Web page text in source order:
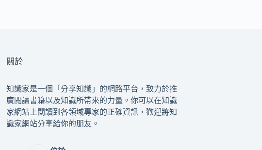
關於
知識家是一個「分享知識」的網路平台，致力於推
廣閱讀書籍以及知識所帶來的力量。你可以在知識
家網站上閱讀到各領域專家的正確資訊，歡迎將知
識家網站分享給你的朋友。